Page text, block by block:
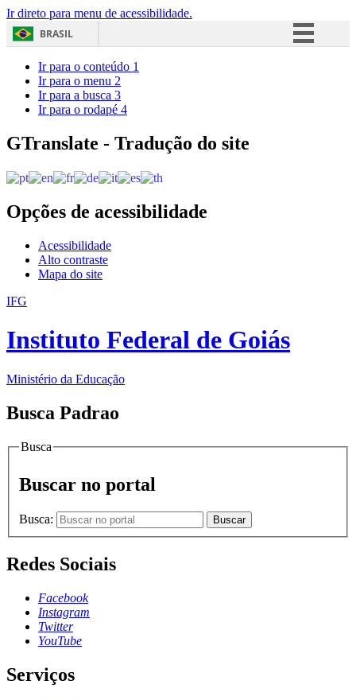
Ir direto para menu de acessibilidade.
BRASIL
Acesso à informação
Ir para o conteúdo 1
Ir para o menu 2
Ir para a busca 3
Ir para o rodapé 4
GTranslate - Tradução do site
Opções de acessibilidade
Acessibilidade
Alto contraste
Mapa do site
IFG
Instituto Federal de Goiás
Ministério da Educação
Busca Padrao
Busca
Buscar no portal
Busca: Buscar
Redes Sociais
Facebook
Instagram
Twitter
YouTube
Serviços